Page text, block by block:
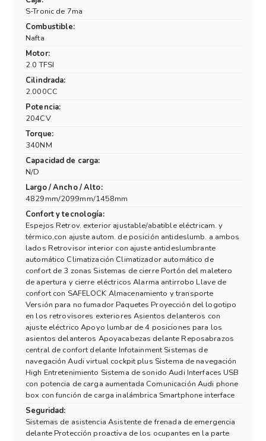
S-Tronic de 7ma
Combustible:
Nafta
Motor:
2.0 TFSI
Cilindrada:
2.000CC
Potencia:
204CV
Torque:
340NM
Capacidad de carga:
N/D
Largo / Ancho / Alto:
4829mm/2099mm/1458mm
Confort y tecnología:
Espejos Retrov. exterior ajustable/abatible eléctricam. y
térmico,con ajuste autom. de posición antideslumb. a ambos
lados Retrovisor interior con ajuste antideslumbrante
automático Climatización Climatizador automático de
confort de 3 zonas Sistemas de cierre Portón del maletero
de apertura y cierre eléctricos Alarma antirrobo Llave de
confort con SAFELOCK Almacenamiento y transporte
Versión para no fumador Paquetes Proyección del logotipo
en los retrovisores exteriores Asientos delanteros con
ajuste eléctrico Apoyo lumbar de 4 posiciones para los
asientos delanteros Apoyacabezas delante Reposabrazos
central de confort delante Infotainment Sistemas de
navegación Audi virtual cockpit plus Sistema de navegación
High Entretenimiento Sistema de sonido Audi Interfaces USB
con potencia de carga aumentada Comunicación Audi phone
box con función de carga inalámbrica Smartphone interface
Seguridad:
Sistemas de asistencia Asistente de frenada de emergencia
delante Protección proactiva de los ocupantes en la parte